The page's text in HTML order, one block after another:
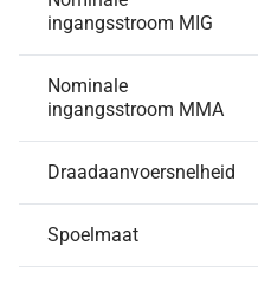
ingangsstroom MIG
Nominale
ingangsstroom MMA
Draadaanvoersnelheid
Spoelmaat